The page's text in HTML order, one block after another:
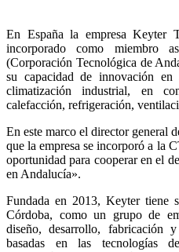
En España la empresa Keyter
incorporado como miembro
(Corporación Tecnológica de
su capacidad de innovación
climatización industrial, en
calefacción, refrigeración,
En este marco el director general
que la empresa se incorporó a la
oportunidad para cooperar en el
en Andalucía».
Fundada en 2013, Keyter tiene
Córdoba, como un grupo de
diseño, desarrollo, fabricación
basadas en las tecnologías